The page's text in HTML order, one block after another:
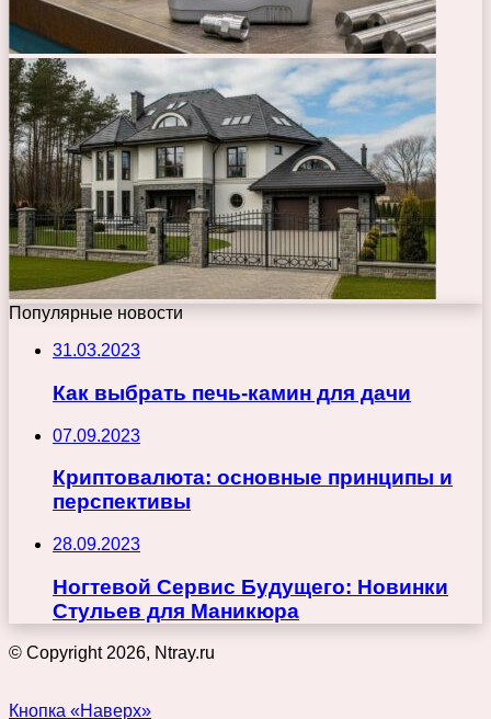
Популярные новости
31.03.2023
Как выбрать печь-камин для дачи
07.09.2023
Криптовалюта: основные принципы и
перспективы
28.09.2023
Ногтевой Сервис Будущего: Новинки
Стульев для Маникюра
© Copyright 2026, Ntray.ru
Кнопка «Наверх»